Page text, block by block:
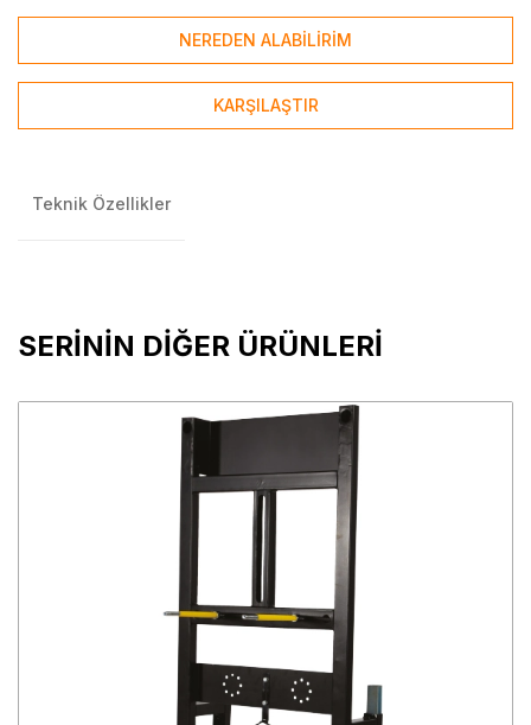
NEREDEN ALABİLİRİM
KARŞILAŞTIR
Teknik Özellikler
SERİNİN DİĞER ÜRÜNLERİ